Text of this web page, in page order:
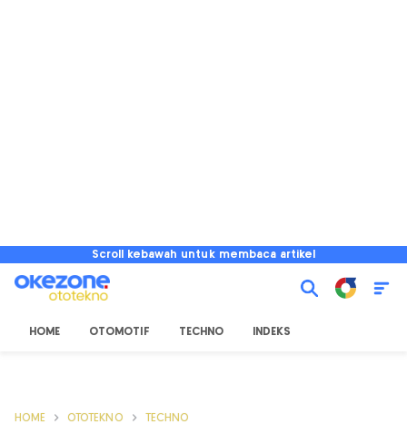
Scroll kebawah untuk membaca artikel
HOME OTOMOTIF TECHNO INDEKS
HOME OTOTEKNO TECHNO